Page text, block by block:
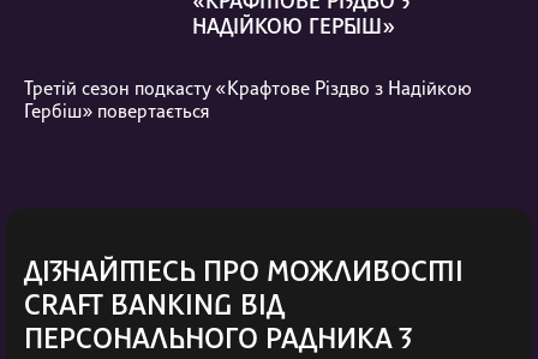
НАДІЙКОЮ ГЕРБІШ»
Третій сезон подкасту «Крафтове Різдво з Надійкою
Гербіш» повертається
ДІЗНАЙТЕСЬ ПРО МОЖЛИВОСТІ
CRAFT BANKING ВІД
ПЕРСОНАЛЬНОГО РАДНИКА З